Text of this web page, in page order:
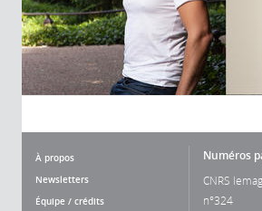
À propos
Newsletters
Équipe / crédits
Numéros
CNRS
n°324